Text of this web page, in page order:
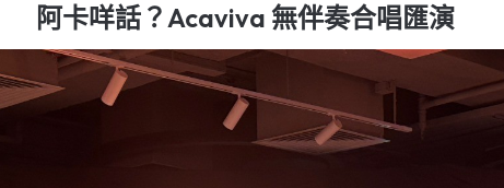
阿卡咩話？Acaviva 無伴奏合唱匯演